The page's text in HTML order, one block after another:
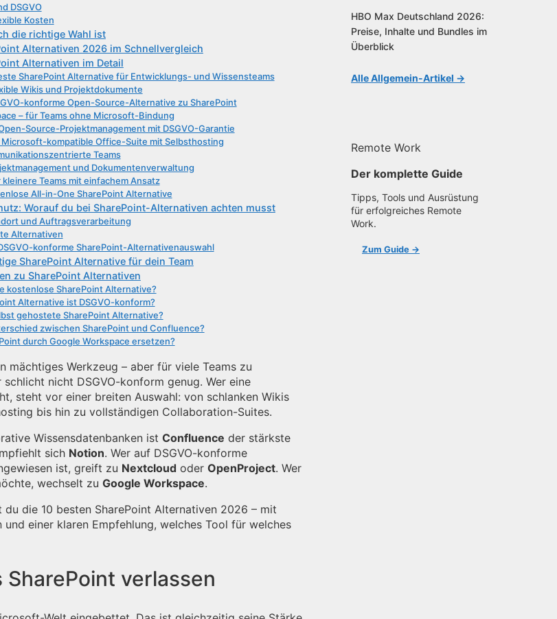
DSGVO
Kosten
die richtige Wahl ist
Alternativen 2026 im Schnellvergleich
Alternativen im Detail
SharePoint Alternative für Entwicklungs- und Wissensteams
Wikis und Projektdokumente
konforme Open-Source-Alternative zu SharePoint
– für Teams ohne Microsoft-Bindung
Source-Projektmanagement mit DSGVO-Garantie
Microsoft-kompatible Office-Suite mit Selbsthosting
Teams
und Dokumentenverwaltung
kleinere Teams mit einfachem Ansatz
All-in-One SharePoint Alternative
Worauf du bei SharePoint-Alternativen achten musst
und Auftragsverarbeitung
Alternativen
konforme SharePoint-Alternativenauswahl
SharePoint Alternative für dein Team
zu SharePoint Alternativen
kostenlose SharePoint Alternative?
Alternative ist DSGVO-konform?
gehostete SharePoint Alternative?
zwischen SharePoint und Confluence?
durch Google Workspace ersetzen?
mächtiges Werkzeug – aber für viele Teams zu
nicht DSGVO-konform genug. Wer eine
steht vor einer breiten Auswahl: von schlanken Wikis
bis hin zu vollständigen Collaboration-Suites.
Wissensdatenbanken ist Confluence der stärkste
sich Notion. Wer auf DSGVO-konforme
ist, greift zu Nextcloud oder OpenProject. Wer
wechselt zu Google Workspace.
du die 10 besten SharePoint Alternativen 2026 – mit
und einer klaren Empfehlung, welches Tool für welches
SharePoint verlassen
HBO Max Deutschland 2026:
Preise, Inhalte und Bundles im
Überblick
Alle Allgemein-Artikel →
Remote Work
Der komplette Guide
Tipps, Tools und Ausrüstung
für erfolgreiches Remote
Work.
Zum Guide →